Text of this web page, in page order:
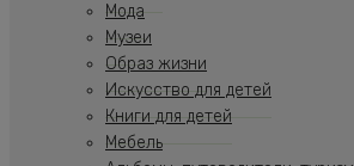
Мода
Музеи
Образ жизни
Искусство для детей
Книги для детей
Мебель